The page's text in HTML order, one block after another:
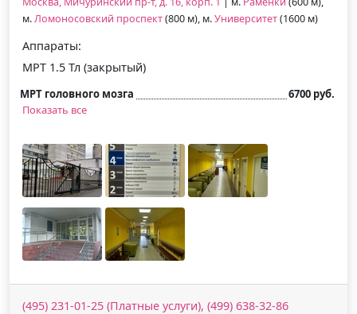
м.Ломоносовский проспект(800 м), м.Университет(1600 м)
Аппараты:
МРТ 1.5 Тл (закрытый)
МРТ головного мозга
6700 руб.
Показать все
(495) 231-01-25 (Платные услуги), (499) 638-32-86